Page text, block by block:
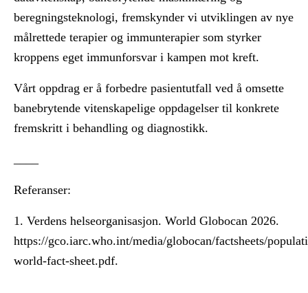
beregningsteknologi, fremskynder vi utviklingen av nye
målrettede terapier og immunterapier som styrker
kroppens eget immunforsvar i kampen mot kreft.
Vårt oppdrag er å forbedre pasientutfall ved å omsette
banebrytende vitenskapelige oppdagelser til konkrete
fremskritt i behandling og diagnostikk.
Referanser:
1. Verdens helseorganisasjon. World Globocan 2026.
https://gco.iarc.who.int/media/globocan/factsheets/
world-fact-sheet.pdf.